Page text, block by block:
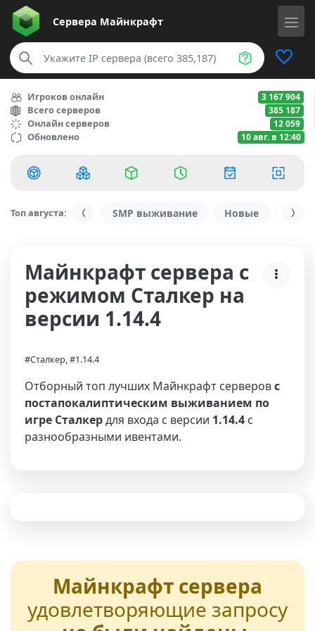
Сервера Майнкрафт
Игроков онлайн 3 167 904
Всего серверов 385 187
Онлайн серверов 12 059
Обновлено 10 авг. в 12:40
Топ августа: SMP выживание Новые С
Майнкрафт сервера с
режимом Сталкер на
версии 1.14.4
#Сталкер, #1.14.4
Отборный топ лучших Майнкрафт серверовс
постапокалиптическим выживанием по
игре Сталкердля входа с версии 1.14.4 с
разнообразными ивентами.
Майнкрафт сервера
удовлетворяющие запросу